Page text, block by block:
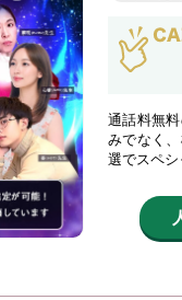
通話料無
みでなく
選でスペシ